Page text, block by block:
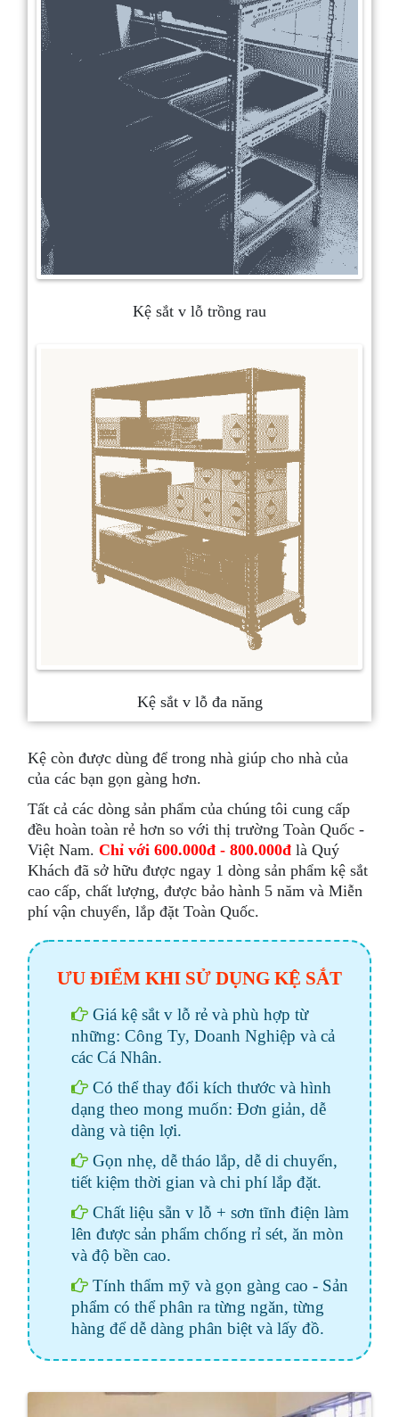
Kệ sắt v lỗ trồng rau
Kệ sắt v lỗ đa năng
Kệ còn được dùng để trong nhà giúp cho nhà của
của các bạn gọn gàng hơn.
Tất cả các dòng sản phẩm của chúng tôi cung cấp
đều hoàn toàn rẻ hơn so với thị trường Toàn Quốc -
Việt Nam.Chỉ với 600.000đ - 800.000đ là Quý
Khách đã sở hữu được ngay 1 dòng sản phẩm kệ sắt
cao cấp, chất lượng, được bảo hành 5 năm và Miễn
phí vận chuyển, lắp đặt Toàn Quốc.
ƯU ĐIỂM KHI SỬ DỤNG KỆ SẮT
Giá kệ sắt v lỗ rẻ và phù hợp từ
những: Công Ty, Doanh Nghiệp và cả
các Cá Nhân.
Có thể thay đổi kích thước và hình
dạng theo mong muốn: Đơn giản, dễ
dàng và tiện lợi.
Gọn nhẹ, dễ tháo lắp, dễ di chuyển,
tiết kiệm thời gian và chi phí lắp đặt.
Chất liệu sẵn v lỗ + sơn tĩnh điện làm
lên được sản phẩm chống rỉ sét, ăn mòn
và độ bền cao.
Tính thẩm mỹ và gọn gàng cao - Sản
phẩm có thể phân ra từng ngăn, từng
hàng để dễ dàng phân biệt và lấy đồ.